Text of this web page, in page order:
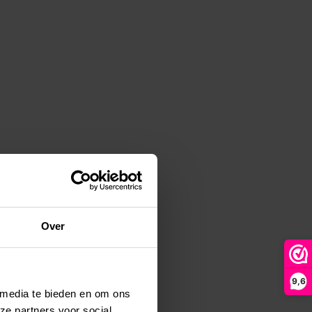
Over
te bieden en om ons
9,6